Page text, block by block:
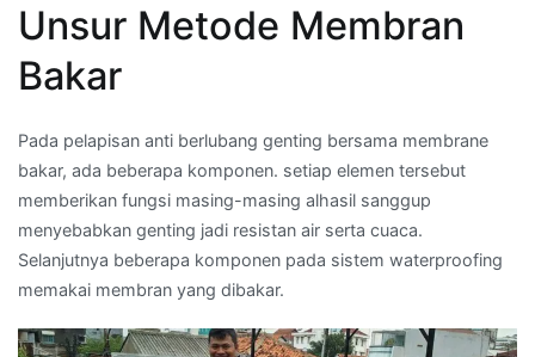
Unsur Metode Membran
Bakar
Pada pelapisan anti berlubang genting bersama membrane
bakar, ada beberapa komponen. setiap elemen tersebut
memberikan fungsi masing-masing alhasil sanggup
menyebabkan genting jadi resistan air serta cuaca.
Selanjutnya beberapa komponen pada sistem waterproofing
memakai membran yang dibakar.